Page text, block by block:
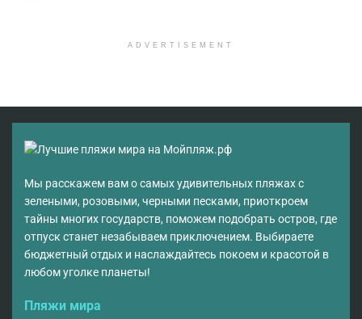
ADVERTISEMENT
Мы расскажем вам о самых удивительных пляжах с
зелеными, розовыми, черными песками, приоткроем
тайны многих государств, поможем подобрать остров, где
отпуск станет незабываем приключением. Выбираете
бюджетный отдых и наслаждайтесь покоем и красотой в
любом уголке планеты!
Пляжи мира